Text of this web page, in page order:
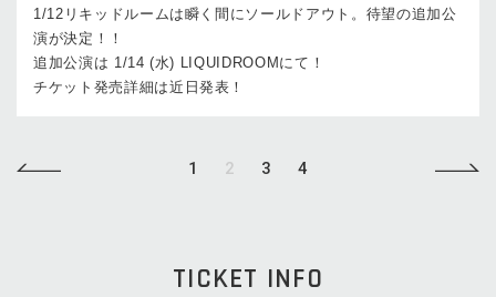
1/12リキッドルームは瞬く間にソールドアウト。待望の追加公
演が決定！！
追加公演は 1/14 (水) LIQUIDROOMにて！
チケット発売詳細は近日発表！
1 2 3 4
TICKET INFO